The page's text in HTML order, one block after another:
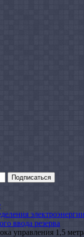
Подписаться
электроэнергии
ввода резерва
управления 1,5